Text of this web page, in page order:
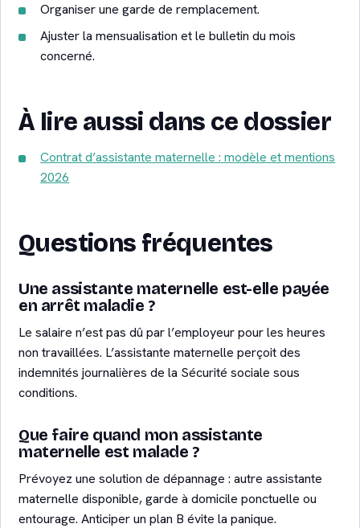
Organiser une garde de remplacement.
Ajuster la mensualisation et le bulletin du mois
concerné.
À lire aussi dans ce dossier
Contrat d’assistante maternelle : modèle et mentions
2026
Questions fréquentes
Une assistante maternelle est-elle payée
en arrêt maladie ?
Le salaire n’est pas dû par l’employeur pour les heures
non travaillées. L’assistante maternelle perçoit des
indemnités journalières de la Sécurité sociale sous
conditions.
Que faire quand mon assistante
maternelle est malade ?
Prévoyez une solution de dépannage : autre assistante
maternelle disponible, garde à domicile ponctuelle ou
entourage. Anticiper un plan B évite la panique.